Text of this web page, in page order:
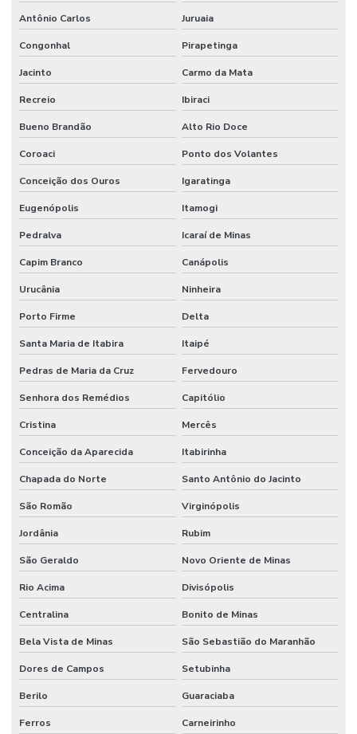
Antônio Carlos Juruaia
Congonhal Pirapetinga
Jacinto Carmo da Mata
Recreio Ibiraci
Bueno Brandão Alto Rio Doce
Coroaci Ponto dos Volantes
Conceição dos Ouros Igaratinga
Eugenópolis Itamogi
Pedralva Icaraí de Minas
Capim Branco Canápolis
Urucânia Ninheira
Porto Firme Delta
Santa Maria de Itabira Itaipé
Pedras de Maria da Cruz Fervedouro
Senhora dos Remédios Capitólio
Cristina Mercês
Conceição da Aparecida Itabirinha
Chapada do Norte Santo Antônio do Jacinto
São Romão Virginópolis
Jordânia Rubim
São Geraldo Novo Oriente de Minas
Rio Acima Divisópolis
Centralina Bonito de Minas
Bela Vista de Minas São Sebastião do Maranhão
Dores de Campos Setubinha
Berilo Guaraciaba
Ferros Carneirinho